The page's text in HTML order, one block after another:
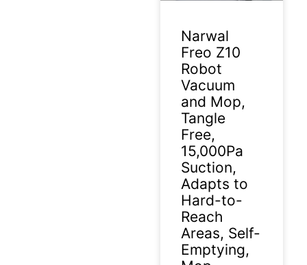
Narwal
Freo Z10
Robot
Vacuum
and Mop,
Tangle
Free,
15,000Pa
Suction,
Adapts to
Hard-to-
Reach
Areas, Self-
Emptying,